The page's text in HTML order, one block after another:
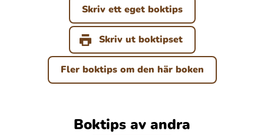
Skriv ett eget boktips
Skriv ut boktipset
Fler boktips om den här boken
Boktips av andra